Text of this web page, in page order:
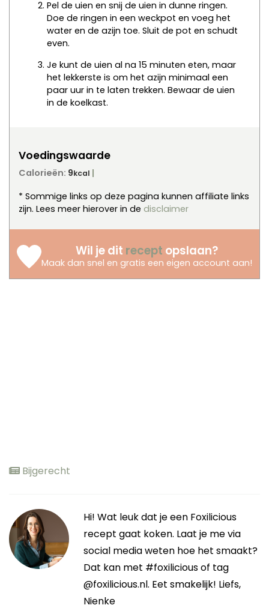
Pel de uien en snij de uien in dunne ringen.
Doe de ringen in een weckpot en voeg het
water en de azijn toe. Sluit de pot en schudt
even.
Je kunt de uien al na 15 minuten eten, maar
het lekkerste is om het azijn minimaal een
paar uur in te laten trekken. Bewaar de uien
in de koelkast.
Voedingswaarde
Calorieën: 9kcal
* Sommige links op deze pagina kunnen affiliate links
zijn. Lees meer hierover in de
disclaimer
Wil je dit recept opslaan?
Maak dan snel en gratis een eigen account aan!
Bijgerecht
Hi! Wat leuk dat je een Foxilicious
recept gaat koken. Laat je me via
social media weten hoe het smaakt?
Dat kan met #foxilicious of tag
@foxilicious.nl. Eet smakelijk! Liefs,
Nienke